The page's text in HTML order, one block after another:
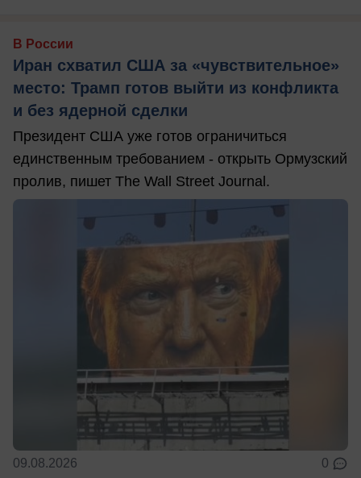
В России
Иран схватил США за «чувствительное»
место: Трамп готов выйти из конфликта
и без ядерной сделки
Президент США уже готов ограничиться
единственным требованием - открыть Ормузский
пролив, пишет The Wall Street Journal.
09.08.2026 0